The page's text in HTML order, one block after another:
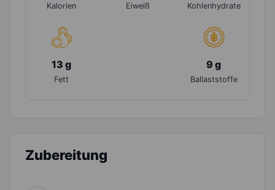
Kalorien Eiweiß Kohlenhydrate
13 g
Fett
9 g
Ballaststoffe
Zubereitung